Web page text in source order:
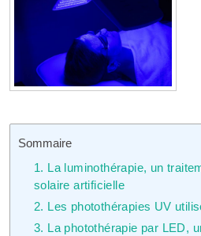
Sommaire
1. La luminothérapie, un
solaire artificielle
2. Les photothérapies UV
3. La photothérapie par LED,